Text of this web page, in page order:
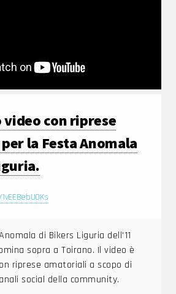
con riprese
la Festa Anomala
di Bikers Liguria dell'11
sopra a Toirano. Il video è
riprese amatoriali a scopo di
social della community.